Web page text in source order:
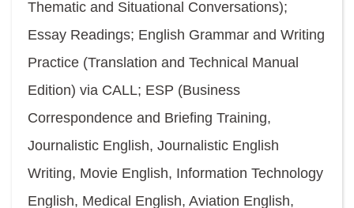
Thematic and Situational Conversations);
Essay Readings; English Grammar and Writing
Practice (Translation and Technical Manual
Edition) via CALL; ESP (Business
Correspondence and Briefing Training,
Journalistic English, Journalistic English
Writing, Movie English, Information Technology
English, Medical English, Aviation English,